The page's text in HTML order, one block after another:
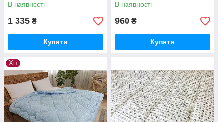
В наявності
1 335 ₴
Купити
В наявності
960 ₴
Купити
Хіт